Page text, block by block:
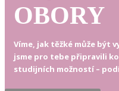
OBORY
Víme, jak těžké může být
jsme pro tebe připravili
studijních možností –